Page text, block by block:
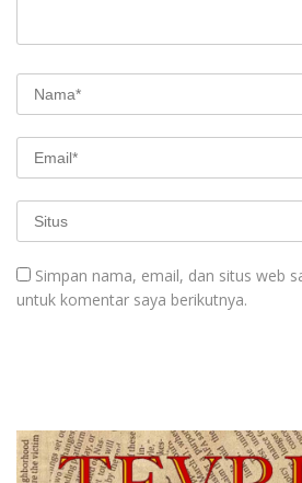
Simpan nama, email, dan situs web
untuk komentar saya berikutnya.